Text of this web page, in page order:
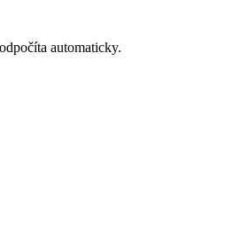
automaticky.